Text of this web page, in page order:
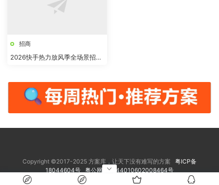
招商
2026快手热力放风季全场景招商
Copyright ©2017-2025 方案库，让天下没有难写的方案 粤ICP备
18044604号 粤公网安备 44010602008464号